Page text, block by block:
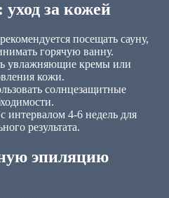
за кожей
посещать сауну,
горячую ванну.
увлажняющие кремы или
кожи.
солнцезащитные
интервалом 4-6 недель для
результата.
эпиляцию